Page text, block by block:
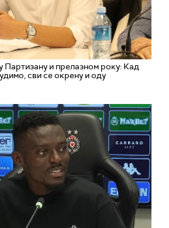
Партизану и прелазном року: Кад
сви се окрену и оду